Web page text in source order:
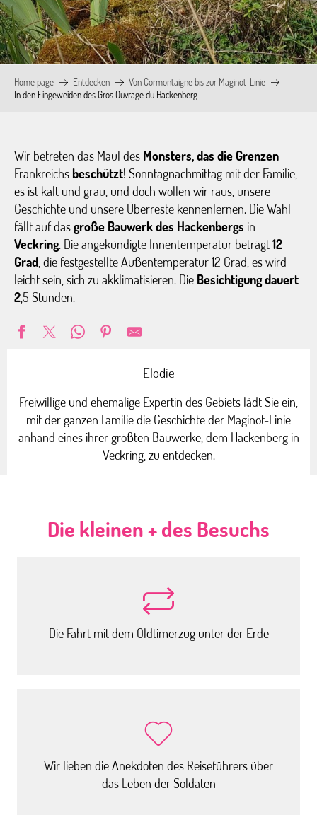
Home page Entdecken
Von Cormontaigne bis zur Maginot-Linie
In den Eingeweiden des Gros Ouvrage du Hackenberg
Wir betreten das Maul des Monsters, das die Grenzen
Frankreichs beschützt! Sonntagnachmittag mit der Familie,
es ist kalt und grau, und doch wollen wir raus, unsere
Geschichte und unsere Überreste kennenlernen. Die Wahl
fällt auf dasgroße Bauwerk des Hackenbergs in
Veckring. Die angekündigte Innentemperatur beträgt12
Grad , die festgestellte Außentemperatur 12 Grad, es wird
leicht sein, sich zu akklimatisieren. Die Besichtigung dauert
2,5 Stunden.
Elodie
Freiwillige und ehemalige Expertin des Gebiets lädt Sie ein,
mit der ganzen Familie die Geschichte der Maginot-Linie
anhand eines ihrer größten Bauwerke, dem Hackenberg in
Veckring, zu entdecken.
Die kleinen + des Besuchs
Die Fahrt mit dem Oldtimerzug unter der Erde
Wir lieben die Anekdoten des Reiseführers über
das Leben der Soldaten